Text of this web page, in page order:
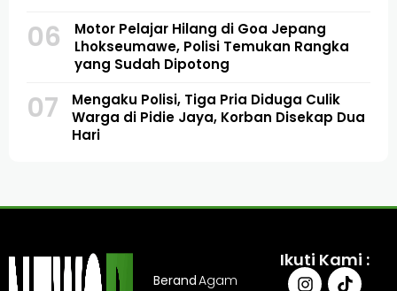
06
Motor Pelajar Hilang di Goa Jepang
Lhokseumawe, Polisi Temukan Rangka
yang Sudah Dipotong
07
Mengaku Polisi, Tiga Pria Diduga Culik
Warga di Pidie Jaya, Korban Disekap Dua
Hari
BerandAgam
Ikuti Kami :